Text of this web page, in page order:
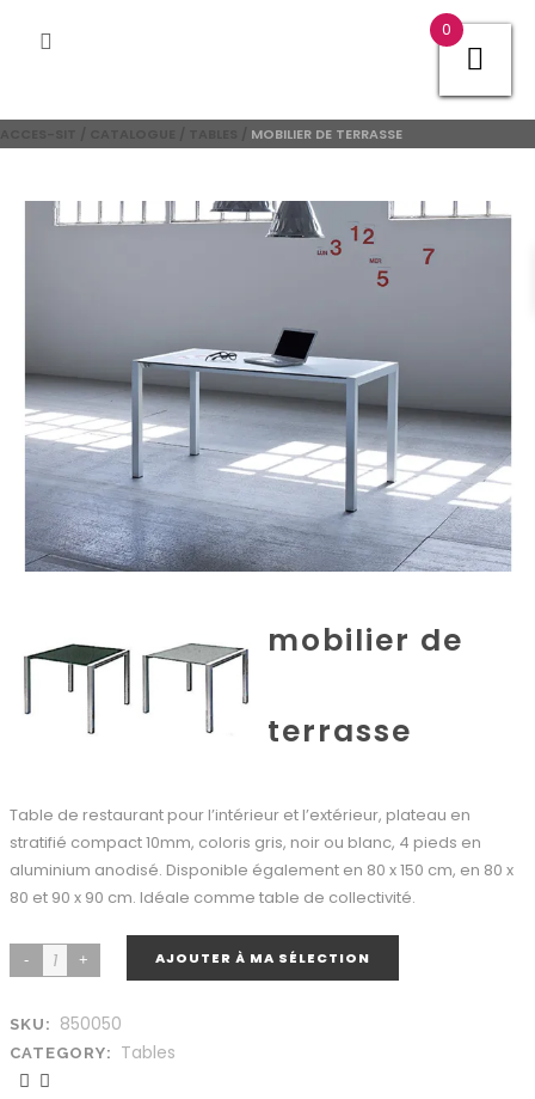
MOBILIER DE TERRASSE
mobilier de
terrasse
Table de restaurant pour l’intérieur et l’extérieur, plateau en
stratifié compact 10mm, coloris gris, noir ou blanc, 4 pieds en
aluminium anodisé. Disponible également en 80 x 150 cm, en 80 x
80 et 90 x 90 cm. Idéale comme table de collectivité.
AJOUTER À MA SÉLECTION
SKU: 850050
CATEGORY: Tables
0